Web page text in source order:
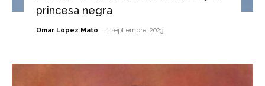
princesa negra
Omar López Mato - 1 septiembre, 2023